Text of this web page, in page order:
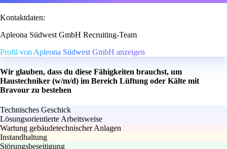
Kontaktdaten:
Apleona Südwest GmbH Recruiting-Team
Profil von Apleona Südwest GmbH anzeigen
Wir glauben, dass du diese Fähigkeiten brauchst, um
Haustechniker (w/m/d) im Bereich Lüftung oder Kälte mit
Bravour zu bestehen
Technisches Geschick
Lösungsorientierte Arbeitsweise
Wartung gebäudetechnischer Anlagen
Instandhaltung
Störungsbeseitigung